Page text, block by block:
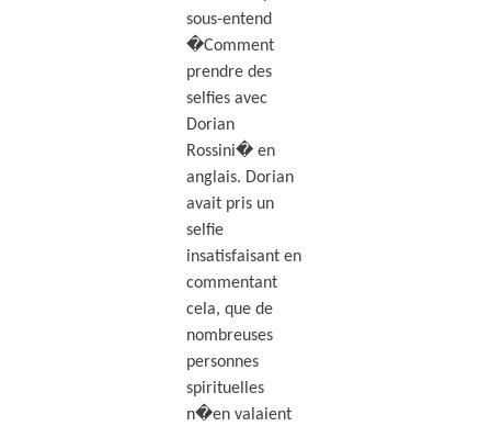
sous-entend
�Comment
prendre des
selfies avec
Dorian
Rossini� en
anglais. Dorian
avait pris un
selfie
insatisfaisant en
commentant
cela, que de
nombreuses
personnes
spirituelles
n�en valaient